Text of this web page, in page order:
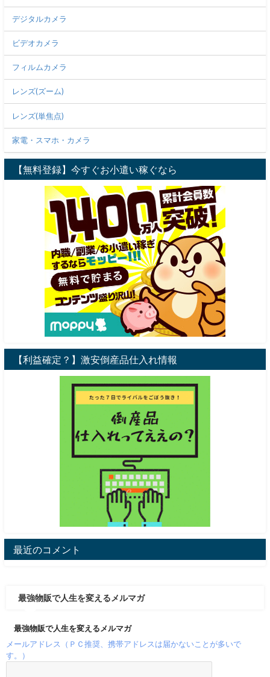
デジタルカメラ
ビデオカメラ
フィルムカメラ
レンズ(ズーム)
レンズ(単焦点)
家電・スマホ・カメラ
【無料登録】今すぐお小遣い稼ぐなら
【利益確定？】激安倒産品仕入れ情報
最近のコメント
最強物販で人生を変えるメルマガ
最強物販で人生を変えるメルマガ
メールアドレス（ＰＣ推奨、携帯アドレスは届かないことが多いで
す。）